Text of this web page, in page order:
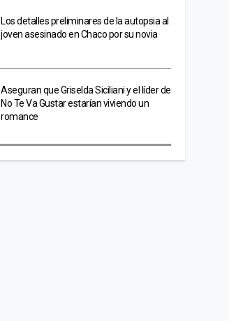
Los detalles preliminares de la autopsia al
joven asesinado en Chaco por su novia
Aseguran que Griselda Siciliani y el líder de
No Te Va Gustar estarían viviendo un
romance